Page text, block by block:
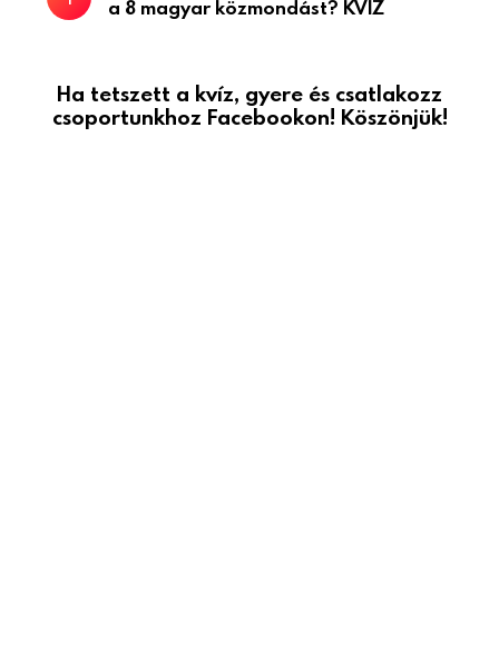
a 8 magyar közmondást? KVÍZ
Ha tetszett a kvíz, gyere és csatlakozz
csoportunkhoz Facebookon! Köszönjük!